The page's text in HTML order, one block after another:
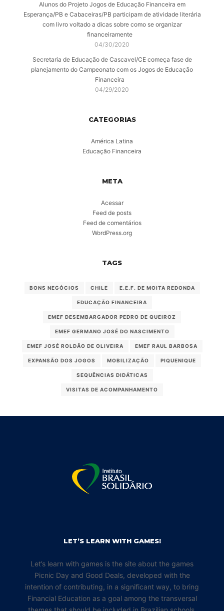
Alunos do Projeto Jogos de Educação Financeira em
Esperança/PB e Cabaceiras/PB participam de atividade literária
com livro voltado a dicas sobre como se organizar
financeiramente
04/30/2020
Secretaria de Educação de Cascavel/CE começa fase de
planejamento do Campeonato com os Jogos de Educação
Financeira
04/29/2020
CATEGORIAS
América Latina
Educação Financeira
META
Acessar
Feed de posts
Feed de comentários
WordPress.org
TAGS
BONS NEGÓCIOS CHILE E.E.F. DE MOITA REDONDA
EDUCAÇÃO FINANCEIRA
EMEF DESEMBARGADOR PEDRO DE QUEIROZ
EMEF GERMANO JOSÉ DO NASCIMENTO
EMEF JOSÉ ROLDÃO DE OLIVEIRA EMEF RAUL BARBOSA
EXPANSÃO DOS JOGOS MOBILIZAÇÃO PIQUENIQUE
SEQUÊNCIAS DIDÁTICAS
VISITAS DE ACOMPANHAMENTO
LET’S LEARN WITH GAMES!
Let’s learn with games is the site about the games
Picnic Day and Good Deals, developed with the
intention of contributing, in a significant way, to bring
Financial Education as a goal among the transversal